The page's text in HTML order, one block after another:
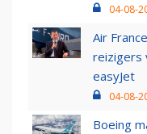
04-08-
Air
reizigers
easyJet
04-08-
Boeing